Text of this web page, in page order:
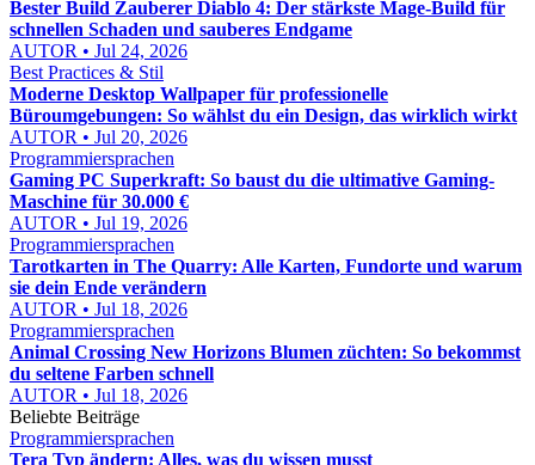
Bester Build Zauberer Diablo 4: Der stärkste Mage-Build für
schnellen Schaden und sauberes Endgame
AUTOR • Jul 24, 2026
Best Practices & Stil
Moderne Desktop Wallpaper für professionelle
Büroumgebungen: So wählst du ein Design, das wirklich wirkt
AUTOR • Jul 20, 2026
Programmiersprachen
Gaming PC Superkraft: So baust du die ultimative Gaming-
Maschine für 30.000 €
AUTOR • Jul 19, 2026
Programmiersprachen
Tarotkarten in The Quarry: Alle Karten, Fundorte und warum
sie dein Ende verändern
AUTOR • Jul 18, 2026
Programmiersprachen
Animal Crossing New Horizons Blumen züchten: So bekommst
du seltene Farben schnell
AUTOR • Jul 18, 2026
Beliebte Beiträge
Programmiersprachen
Tera Typ ändern: Alles, was du wissen musst